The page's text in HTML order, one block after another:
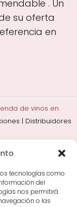
tecnologías como
del
nos permitirá
o las
. Un
su oferta
en
de vinos en
| Distribuidores
de
Comprar vino
y